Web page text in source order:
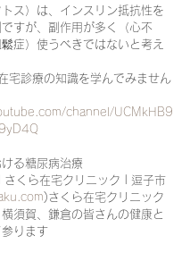
ス）は、インスリン抵抗性を
すが、副作用が多く（心不
症）使うべきではないと考え
宅診療の知識を学んでみません
channel/UCMkHB9
る糖尿病治療
さくら在宅クリニック | 逗子市
)さくら在宅クリニック
須賀、鎌倉の皆さんの健康と
ります